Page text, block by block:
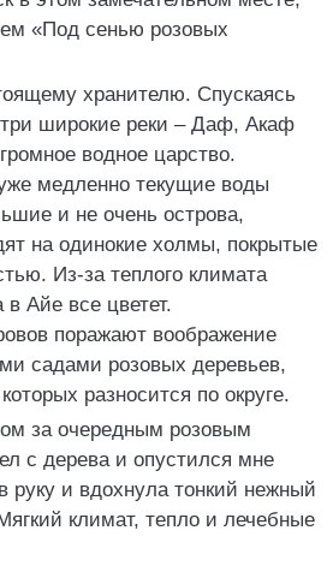
«Под сенью розовых
хранителю. Спускаясь
широкие реки – Даф, Акаф
водное царство.
медленно текущие воды
и не очень острова,
на одинокие холмы, покрытые
Из-за теплого климата
Айе все цветет.
поражают воображение
садами розовых деревьев,
разносится по округе.
за очередным розовым
с дерева и опустился мне
руку и вдохнула тонкий нежный
климат, тепло и лечебные